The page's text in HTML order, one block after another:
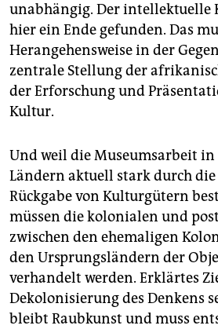
unabhängig. Der intellektuelle
hier ein Ende gefunden. Das
Herangehensweise in der
zentrale Stellung der
der Erforschung und
Kultur.
Und weil die Museumsarbeit
Ländern aktuell stark durch
Rückgabe von Kulturgütern
müssen die kolonialen und
zwischen den ehemaligen
den Ursprungsländern der
verhandelt werden. Erklärtes
Dekolonisierung des Denkens
bleibt Raubkunst und muss